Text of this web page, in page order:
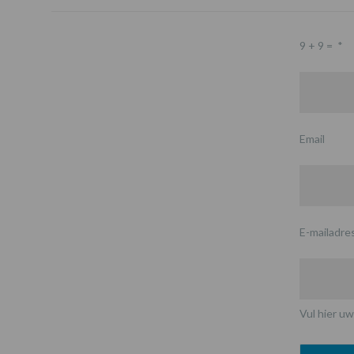
9 + 9 = *
Email
E-
Vul hier